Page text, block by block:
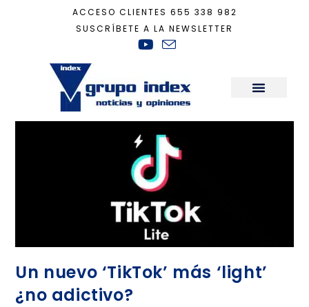
ACCESO CLIENTES 655 338 982
SUSCRÍBETE A LA NEWSLETTER
social media
Un nuevo ‘TikTok’ más ‘light’
¿no adictivo?